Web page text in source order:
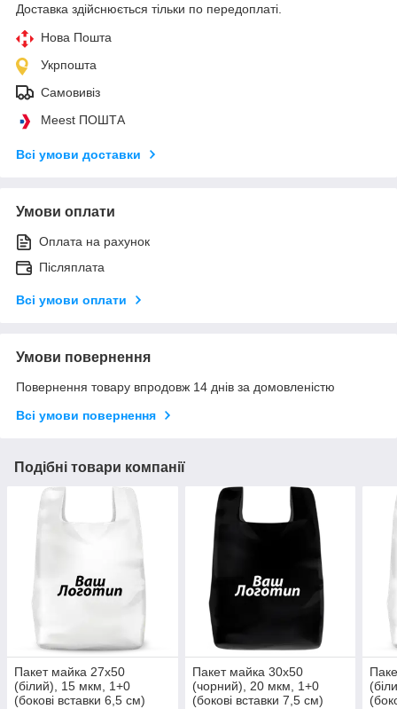
Доставка здійснюється тільки по передоплаті.
Нова Пошта
Укрпошта
Самовивіз
Meest ПОШТА
Всі умови доставки
Умови оплати
Оплата на рахунок
Післяплата
Всі умови оплати
Умови повернення
Повернення товару впродовж 14 днів за домовленістю
Всі умови повернення
Подібні товари компанії
Пакет майка 27х50
(білий), 15 мкм, 1+0
(бокові вставки 6,5 см)
Пакет майка 30х50
(чорний), 20 мкм, 1+0
(бокові вставки 7,5 см)